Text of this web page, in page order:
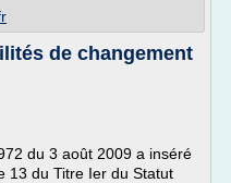
de changement
du 3 août 2009 a inséré
13 du Titre Ier du Statut